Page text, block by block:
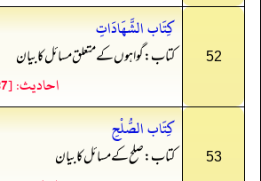
52
كِتَاب الشَّهَادَاتِ
کتاب: گواہوں کے متعلق مسائل کا بیان
احادیث: [2637سے2689]
53
كِتَاب الصُّلْحِ
کتاب: صلح کے مسائل کا بیان